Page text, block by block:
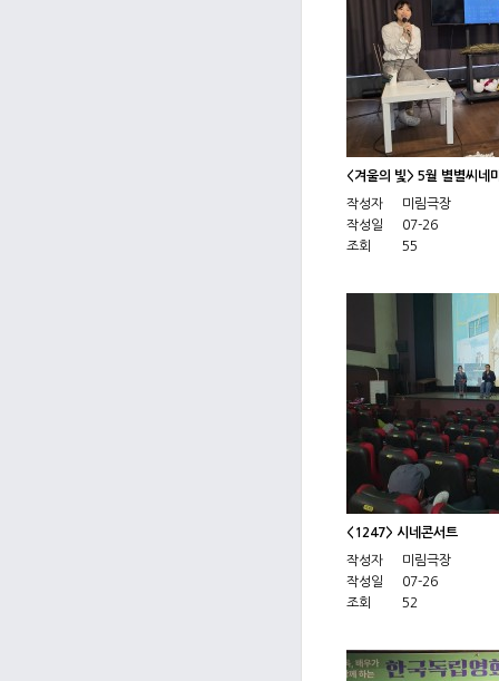
<겨울의 빛> 5월 별별씨네
작성자
미림극장
작성일
07-26
조회
55
<1247> 시네콘서트
작성자
미림극장
작성일
07-26
조회
52